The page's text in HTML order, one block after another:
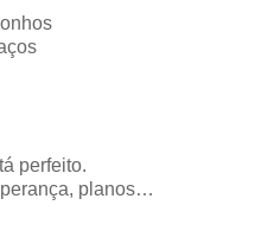
perfeito.
planos…